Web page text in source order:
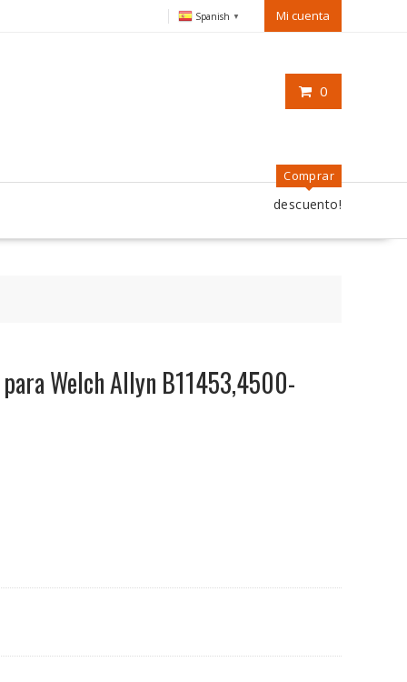
Spanish ▼ Mi cuenta
0
Comprar
descuento!
Welch Allyn B11453,4500-